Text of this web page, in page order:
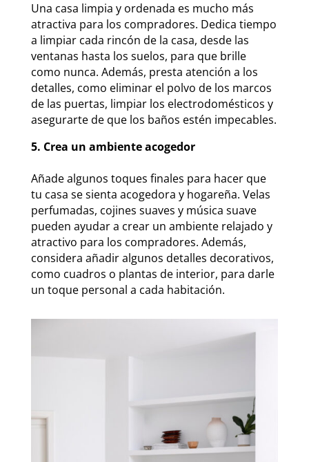
Una casa limpia y ordenada es mucho más
atractiva para los compradores. Dedica tiempo
a limpiar cada rincón de la casa, desde las
ventanas hasta los suelos, para que brille
como nunca. Además, presta atención a los
detalles, como eliminar el polvo de los marcos
de las puertas, limpiar los electrodomésticos y
asegurarte de que los baños estén impecables.
5. Crea un ambiente acogedor
Añade algunos toques finales para hacer que
tu casa se sienta acogedora y hogareña. Velas
perfumadas, cojines suaves y música suave
pueden ayudar a crear un ambiente relajado y
atractivo para los compradores. Además,
considera añadir algunos detalles decorativos,
como cuadros o plantas de interior, para darle
un toque personal a cada habitación.